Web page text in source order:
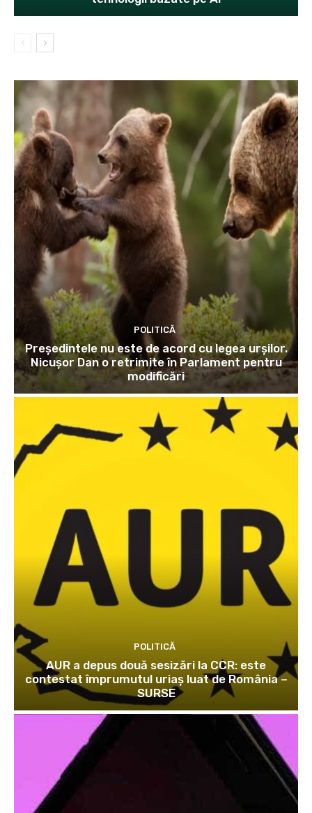
POLITICĂ
Președintele nu este de acord cu legea urșilor.
Nicușor Dan o retrimite în Parlament pentru
modificări
POLITICĂ
AUR a depus două sesizări la CCR: este
contestat împrumutul uriaș luat de România –
SURSE